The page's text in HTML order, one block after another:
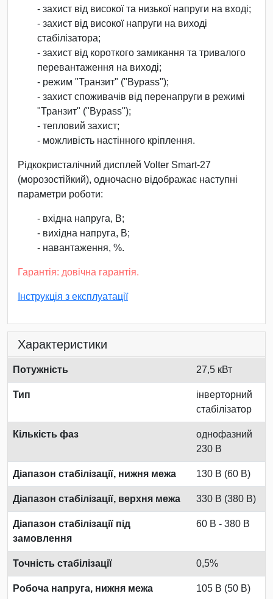
- захист від високої та низької напруги на вході;
- захист від високої напруги на виході
стабілізатора;
- захист від короткого замикання та тривалого
перевантаження на виході;
- режим "Транзит" ("Bypass");
- захист споживачів від перенапруги в режимі
"Транзит" ("Bypass");
- тепловий захист;
- можливість настінного кріплення.
Рідкокристалічний дисплей Volter Smart-27
(морозостійкий), одночасно відображає наступні
параметри роботи:
- вхідна напруга, В;
- вихідна напруга, В;
- навантаження, %.
Гарантія: довічна гарантія.
Інструкція з експлуатації
Характеристики
Потужність 27,5 кВт
Тип
інверторний
стабілізатор
Кількість фаз
однофазний
230 В
Діапазон стабілізації, нижня межа 130 В (60 В)
Діапазон стабілізації, верхня межа 330 В (380 В)
Діапазон стабілізації під
замовлення
60 В - 380 В
Точність стабілізації 0,5%
Робоча напруга, нижня межа 105 В (50 В)